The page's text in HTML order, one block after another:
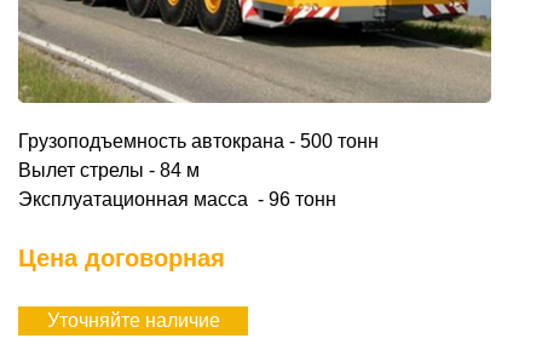
Грузоподъемность автокрана - 500 тонн
Вылет стрелы - 84 м
Эксплуатационная масса - 96 тонн
Цена договорная
Уточняйте наличие